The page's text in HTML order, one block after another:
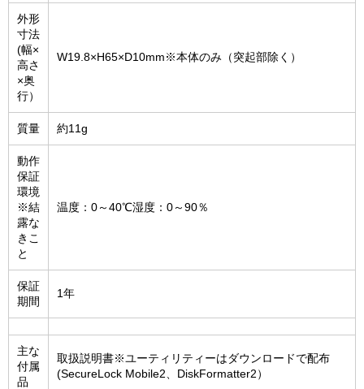
外形
寸法
(幅×
高さ
×奥
行）
W19.8×H65×D10mm※本体のみ（突起部除く）
質量 約11g
動作
保証
環境
※結
露な
きこ
と
温度：0～40℃湿度：0～90％
保証
期間
1年
主な
付属
品
取扱説明書※ユーティリティーはダウンロードで配布
(SecureLock Mobile2、DiskFormatter2）